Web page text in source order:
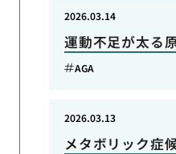
運動不足が太る
2026.03.14
AGA
メタボリック症
2026.03.13